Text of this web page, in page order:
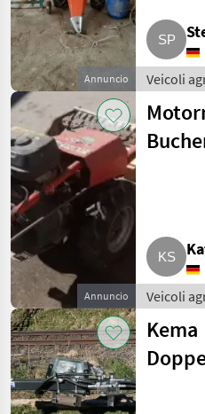
Annuncio
Veicoli
motore /
Annuncio
Veicoli
motore /
Kema